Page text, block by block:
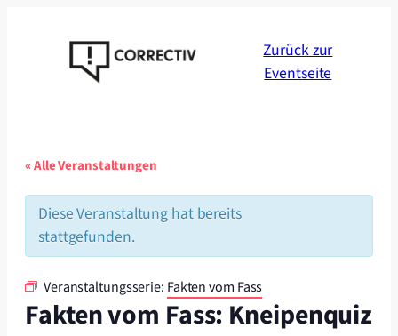
Zurück zur
Eventseite
« Alle Veranstaltungen
Diese Veranstaltung hat bereits
stattgefunden.
Veranstaltungsserie: Fakten vom Fass
Fakten vom Fass: Kneipenquiz